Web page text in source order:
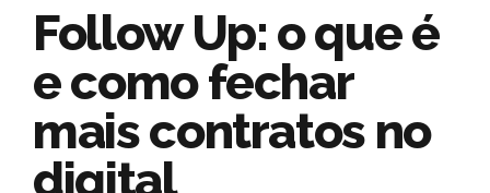
Follow Up: o que é
e como fechar
mais contratos no
digital